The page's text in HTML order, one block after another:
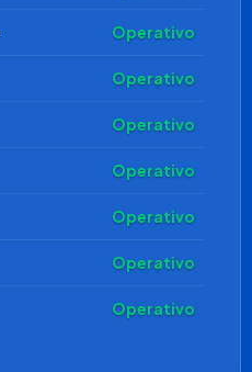
Operativo
Operativo
Operativo
Operativo
Operativo
Operativo
Operativo